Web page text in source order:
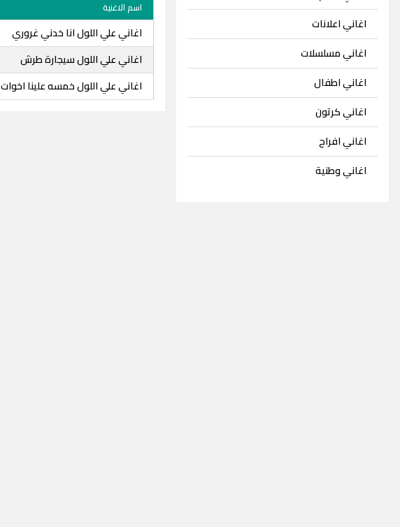
اغاني اعلانات
اغاني مسلسلات
اغاني اطفال
اغاني كرتون
اغاني افراح
اغاني وطنية
اسم الاغنية
اغاني علي اللول انا خدني غروري
اغاني علي اللول سيجارة طرش
اغاني علي اللول خمسه علينا اخوات